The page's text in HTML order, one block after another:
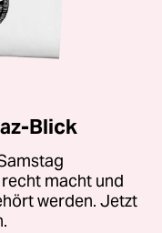
Blick
macht und
werden. Jetzt